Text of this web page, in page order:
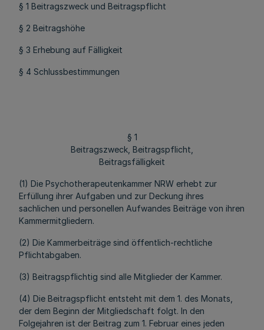
§ 1 Beitragszweck und Beitragspflicht
§ 2 Beitragshöhe
§ 3 Erhebung auf Fälligkeit
§ 4 Schlussbestimmungen
§ 1
Beitragszweck, Beitragspflicht,
Beitragsfälligkeit
(1) Die Psychotherapeutenkammer NRW erhebt zur
Erfüllung ihrer Aufgaben und zur Deckung ihres
sachlichen und personellen Aufwandes Beiträge von ihren
Kammermitgliedern.
(2) Die Kammerbeiträge sind öffentlich-rechtliche
Pflichtabgaben.
(3) Beitragspflichtig sind alle Mitglieder der Kammer.
(4) Die Beitragspflicht entsteht mit dem 1. des Monats,
der dem Beginn der Mitgliedschaft folgt. In den
Folgejahren ist der Beitrag zum 1. Februar eines jeden